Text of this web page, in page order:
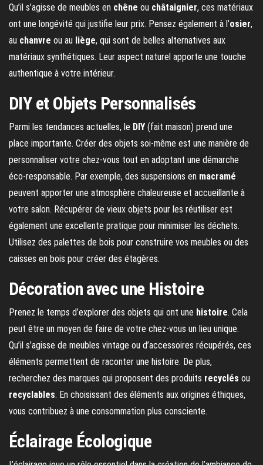
Qu’il s’agisse de meubles en chêne ou châtaignier, ces matériaux
ont une longévité qui justifie leur prix. Pensez également à l’osier,
au chanvre ou au liège, qui sont de belles alternatives aux
matériaux synthétiques. Leur aspect naturel apporte une touche
authentique à votre intérieur.
DIY et Objets Personnalisés
Parmi les tendances actuelles, le DIY (fait maison) prend une
place importante. Créer des objets soi-même est une manière de
personnaliser votre chez-vous tout en adoptant une démarche
éco-responsable. Par exemple, des suspensions en macramé
peuvent apporter une atmosphère chaleureuse et accueillante à
votre salon. Récupérer de vieux objets pour les réutiliser est
également une excellente pratique pour minimiser les déchets.
Utilisez des palettes de bois pour construire vos meubles ou des
caisses en bois pour créer des étagères.
Décoration avec une Histoire
Prenez le temps d’explorer des objets qui ont une histoire. Cela
peut être un moyen de faire de votre chez-vous un lieu unique.
Qu’il s’agisse de meubles vintage ou d’accessoires récupérés, ces
éléments permettent de raconter une histoire. De plus,
recherchez des marques qui proposent des produits recyclés ou
recyclables. En choisissant des éléments aux origines éthiques,
vous contribuez à une consommation plus consciente.
Éclairage Écologique